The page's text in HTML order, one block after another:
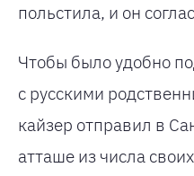
польстила, и он
Чтобы было удобно
с русскими
кайзер отправил в
атташе из числа